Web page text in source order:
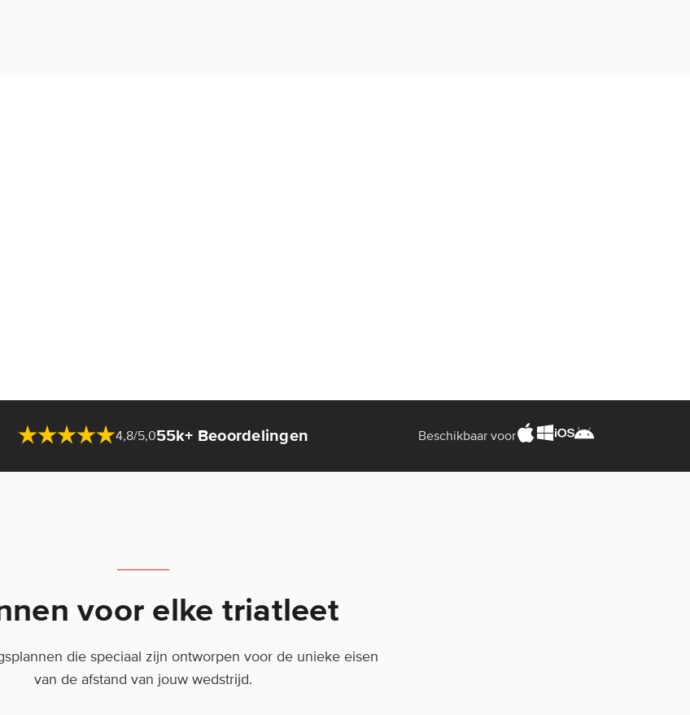
4,8/5,055k+ Beoordelingen Beschikbaar voor
voor elke triatleet
die speciaal zijn ontworpen voor de unieke eisen
van de afstand van jouw wedstrijd.